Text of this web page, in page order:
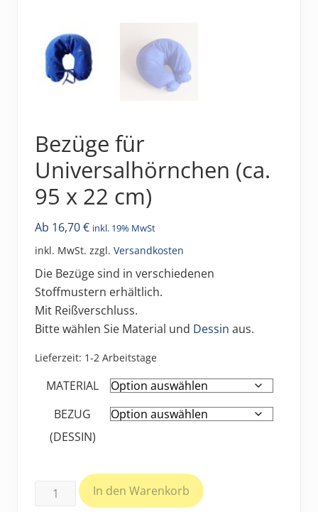
Bezüge für
Universalhörnchen (ca.
95 x 22 cm)
Ab 16,70€ inkl. 19% MwSt
inkl. MwSt. zzgl. Versandkosten
Die Bezüge sind in verschiedenen
Stoffmustern erhältlich.
Mit Reißverschluss.
Bitte wählen Sie Material und Dessin aus.
Lieferzeit: 1-2 Arbeitstage
MATERIAL
BEZUG
(DESSIN)
Bezüge
In den Warenkorb